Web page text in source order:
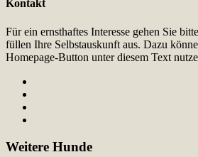
Kontakt
Für ein ernsthaftes Interesse gehen Sie
füllen Ihre Selbstauskunft aus. Dazu
Homepage-Button unter diesem Text
Weitere Hunde